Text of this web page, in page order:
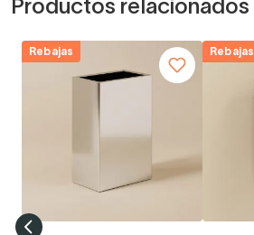
Productos relacionados
Rebajas Rebajas